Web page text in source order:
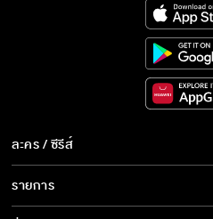
ละคร / ซีรีส์
ละคร/ซีรีส์
ซีรีส์นานาชาติ
รายการ
รายการทั้งหมด